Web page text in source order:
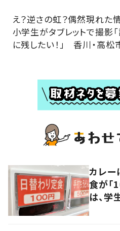
え？逆さの虹？偶然現れた
小学生がタブレットで撮影
に残したい！」 香川・高松
カレー
食が「
は、学